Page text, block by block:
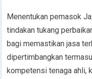
Menentukan pemasok
tindakan tukang
bagi memastikan jasa
dipertimbangkan
kompetensi tenaga ahli,